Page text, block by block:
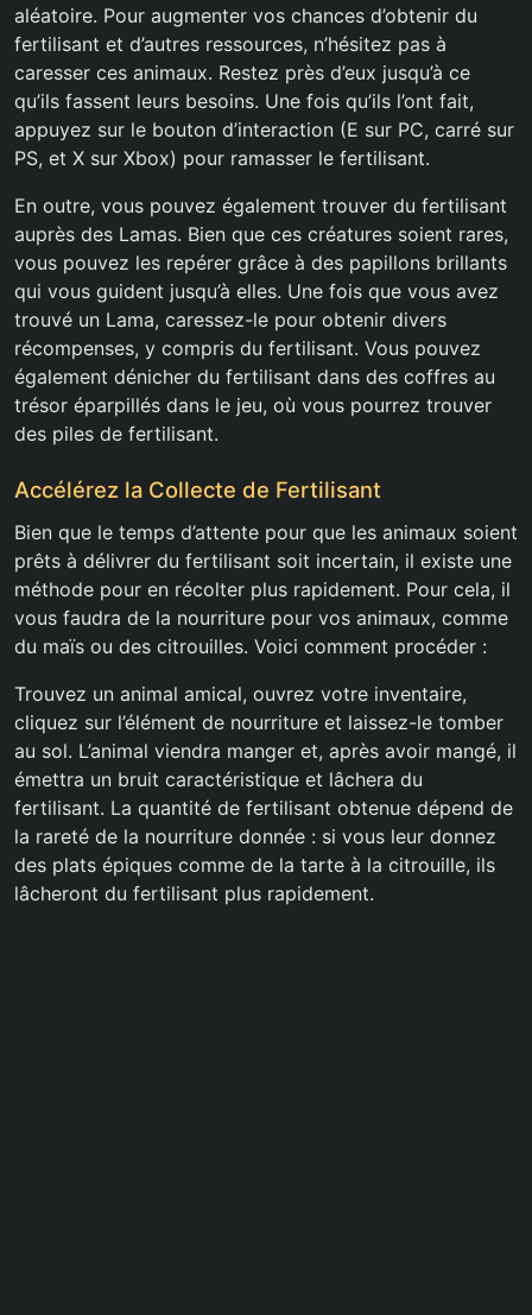
aléatoire. Pour augmenter vos chances d’obtenir du
fertilisant et d’autres ressources, n’hésitez pas à
caresser ces animaux. Restez près d’eux jusqu’à ce
qu’ils fassent leurs besoins. Une fois qu’ils l’ont fait,
appuyez sur le bouton d’interaction (E sur PC, carré sur
PS, et X sur Xbox) pour ramasser le fertilisant.
En outre, vous pouvez également trouver du fertilisant
auprès des Lamas. Bien que ces créatures soient rares,
vous pouvez les repérer grâce à des papillons brillants
qui vous guident jusqu’à elles. Une fois que vous avez
trouvé un Lama, caressez-le pour obtenir divers
récompenses, y compris du fertilisant. Vous pouvez
également dénicher du fertilisant dans des coffres au
trésor éparpillés dans le jeu, où vous pourrez trouver
des piles de fertilisant.
Accélérez la Collecte de Fertilisant
Bien que le temps d’attente pour que les animaux soient
prêts à délivrer du fertilisant soit incertain, il existe une
méthode pour en récolter plus rapidement. Pour cela, il
vous faudra de la nourriture pour vos animaux, comme
du maïs ou des citrouilles. Voici comment procéder :
Trouvez un animal amical, ouvrez votre inventaire,
cliquez sur l’élément de nourriture et laissez-le tomber
au sol. L’animal viendra manger et, après avoir mangé, il
émettra un bruit caractéristique et lâchera du
fertilisant. La quantité de fertilisant obtenue dépend de
la rareté de la nourriture donnée : si vous leur donnez
des plats épiques comme de la tarte à la citrouille, ils
lâcheront du fertilisant plus rapidement.